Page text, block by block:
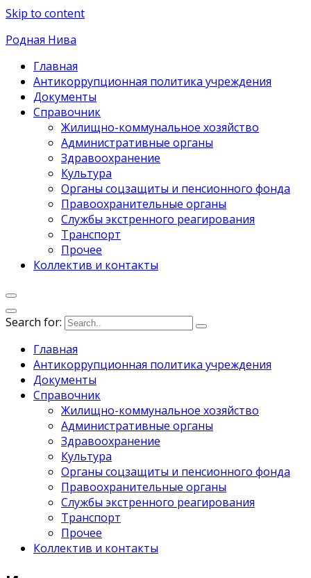
Skip to content
Родная Нива
Главная
Антикоррупционная политика учреждения
Документы
Справочник
Жилищно-коммунальное хозяйство
Административные органы
Здравоохранение
Культура
Органы соцзащиты и пенсионного фонда
Правоохранительные органы
Службы экстренного реагирования
Транспорт
Прочее
Коллектив и контакты
Search for:
Главная
Антикоррупционная политика учреждения
Документы
Справочник
Жилищно-коммунальное хозяйство
Административные органы
Здравоохранение
Культура
Органы соцзащиты и пенсионного фонда
Правоохранительные органы
Службы экстренного реагирования
Транспорт
Прочее
Коллектив и контакты